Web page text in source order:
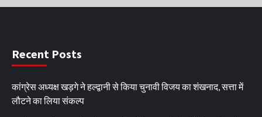
Recent Posts
कांग्रेस अध्यक्ष खड़गे ने हल्द्वानी से किया चुनावी विजय का शंखनाद, सत्ता में
लौटने का लिया संकल्प